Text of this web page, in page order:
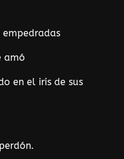
empedradas
amó
en el iris de sus